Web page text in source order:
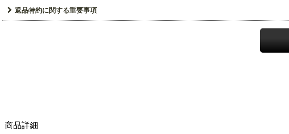
返品特約に関する重要事項
商品詳細